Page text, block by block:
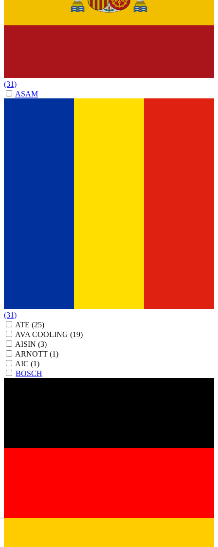
(31)
ASAM
(31)
ATE (25)
AVA COOLING (19)
AISIN (3)
ARNOTT (1)
AIC (1)
BOSCH